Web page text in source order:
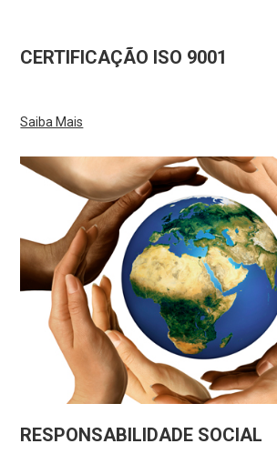
CERTIFICAÇÃO ISO 9001
Saiba Mais
RESPONSABILIDADE SOCIAL